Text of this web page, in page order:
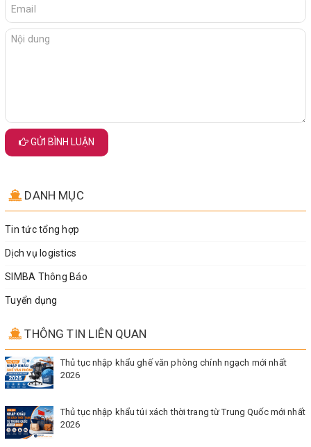
GỬI BÌNH LUẬN
DANH MỤC
Tin tức tổng hợp
Dịch vụ logistics
SIMBA Thông Báo
Tuyển dụng
THÔNG TIN LIÊN QUAN
Thủ tục nhập khẩu ghế văn phòng chính ngạch mới nhất
2026
Thủ tục nhập khẩu túi xách thời trang từ Trung Quốc mới nhất
2026